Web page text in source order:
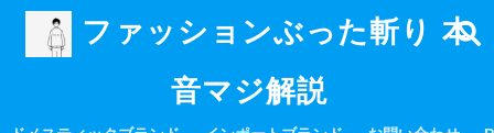
ファッションぶった斬り 本
音マジ解説